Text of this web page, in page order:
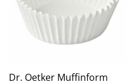
Dr. Oetker Muffinform